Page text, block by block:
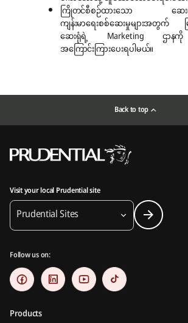
ကြိုတင်စီစဉ်ထားသော ဆေးကု
ကျန်းမာရေးစစ်ဆေးမှုများအတွက်
ဆေးရုံရဲ့ Marketing ဌာ
အကြောင်းကြားပေးရပါမယ်။
Back to top
Visit your local Prudential site
Prudential Sites
Follow us on:
Products